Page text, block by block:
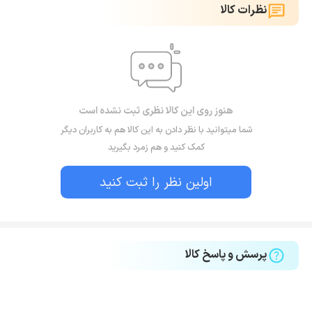
نظرات کالا
هنوز روی این کالا نظری ثبت نشده است
شما میتوانید با نظر دادن به این کالا هم به کاربران دیگر
کمک کنید و هم زمرد بگیرید
اولین نظر را ثبت کنید
پرسش و پاسخ کالا